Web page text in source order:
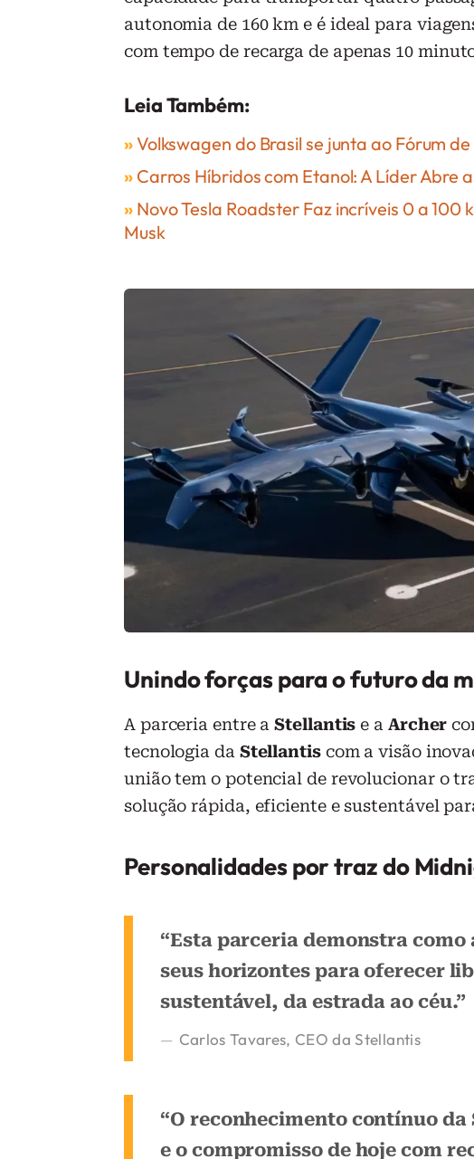
autonomia de 160 km e é ideal para
com tempo de recarga de apenas 10
Leia Também:
»Volkswagen do Brasil se junta ao Fórum
» Carros Híbridos com Etanol: A Líder Abre
» Novo Tesla Roadster Faz incríveis 0 a
Musk
Unindo forças para o futuro da
A parceria entre aStellantise a Archer
tecnologia da Stellantis com a visão
união tem o potencial de revolucionar o
solução rápida, eficiente e sustentável
Personalidades por traz do
“Esta parceria demonstra como
seus horizontes para oferecer
sustentável, da estrada ao céu.”
Carlos Tavares, CEO da Stellantis
“O reconhecimento contínuo da
e o compromisso de hoje com